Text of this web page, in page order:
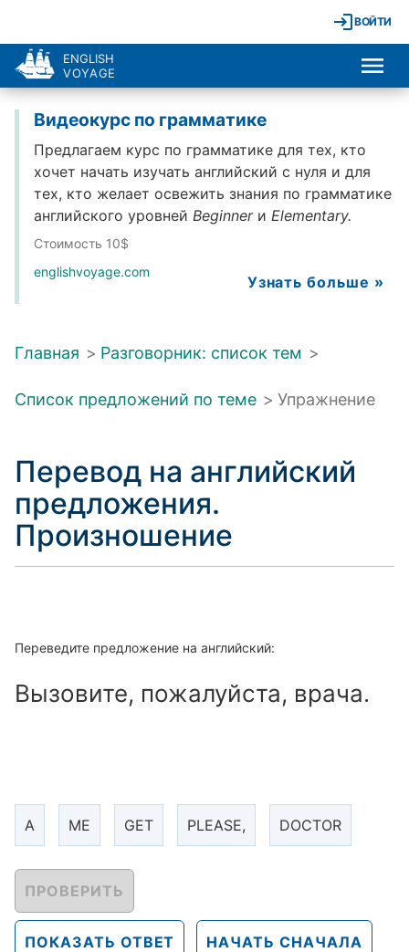
ВОЙТИ
ENGLISH
VOYAGE
Видеокурс по грамматике
Предлагаем курс по грамматике для тех, кто
хочет начать изучать английский с нуля и для
тех, кто желает освежить знания по грамматике
английского уровней Beginnerи Elementary.
Стоимость 10$
englishvoyage.com
Узнать больше »
Главная > Разговорник: список тем >
Список предложений по теме > Упражнение
Перевод на английский
предложения.
Произношение
Переведите предложение на английский:
Вызовите, пожалуйста, врача.
A ME GET PLEASE, DOCTOR
ПРОВЕРИТЬ
ПОКАЗАТЬ ОТВЕТ НАЧАТЬ СНАЧАЛА